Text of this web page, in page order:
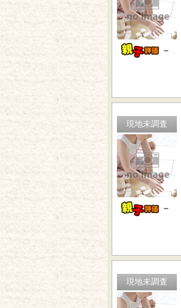
－
現地未調査
－
現地未調査